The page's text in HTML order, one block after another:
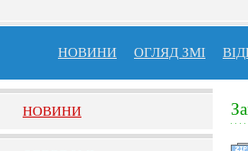
НОВИНИ ОГЛЯД ЗМІ
НОВИНИ